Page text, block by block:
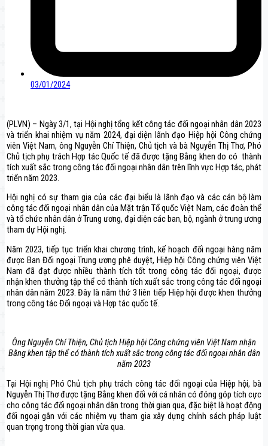
03/01/2024
(PLVN) – Ngày 3/1, tại Hội nghị tổng kết công tác đối ngoại nhân dân 2023
và triển khai nhiệm vụ năm 2024, đại diện lãnh đạo Hiệp hội Công chứng
viên Việt Nam, ông Nguyễn Chí Thiện, Chủ tịch và bà Nguyễn Thị Thơ, Phó
Chủ tịch phụ trách Hợp tác Quốc tế đã được tặng Bằng khen do có thành
tích xuất sắc trong công tác đối ngoại nhân dân trên lĩnh vực Hợp tác, phát
triển năm 2023.
Hội nghị có sự tham gia của các đại biểu là lãnh đạo và các cán bộ làm
công tác đối ngoại nhân dân của Mặt trận Tổ quốc Việt Nam, các đoàn thể
và tổ chức nhân dân ở Trung ương, đại diện các ban, bộ, ngành ở trung ương
tham dự Hội nghị.
Năm 2023, tiếp tục triển khai chương trình, kế hoạch đối ngoại hàng năm
được Ban Đối ngoại Trung ương phê duyệt, Hiệp hội Công chứng viên Việt
Nam đã đạt được nhiều thành tích tốt trong công tác đối ngoại, được
nhận khen thưởng tập thể có thành tích xuất sắc trong công tác đối ngoại
nhân dân năm 2023. Đây là năm thứ 3 liên tiếp Hiệp hội được khen thưởng
trong công tác Đối ngoại và Hợp tác quốc tế.
Ông Nguyễn Chí Thiện, Chủ tịch Hiệp hội Công chứng viên Việt Nam nhận
Bằng khen tập thể có thành tích xuất sắc trong công tác đối ngoại nhân dân
năm 2023
Tại Hội nghị Phó Chủ tịch phụ trách công tác đối ngoại của Hiệp hội, bà
Nguyễn Thị Thơ được tặng Bằng khen đối với cá nhân có đóng góp tích cực
cho công tác đối ngoại nhân dân trong thời gian qua, đặc biệt là hoạt động
đối ngoại gắn với các nhiệm vụ tham gia xây dựng chính sách pháp luật
quan trọng trong thời gian vừa qua.